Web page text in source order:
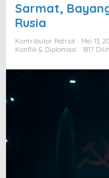
Sarmat,
Rusia
Kontributor Patriot
Mei 13,
Konflik & Diplomasi
1817